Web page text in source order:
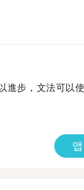
進步，文法可以使